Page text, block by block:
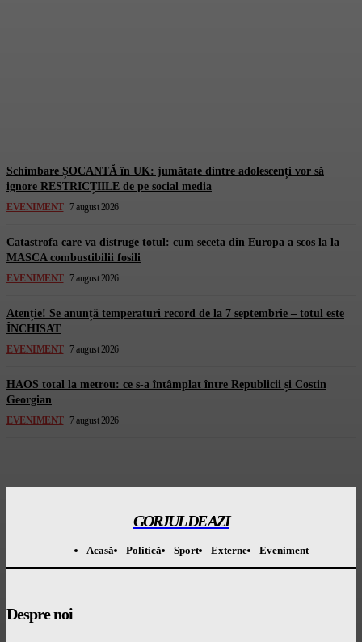
Schimbare ȘOCANTĂ în UK: jumătate dintre adolescenți vor să
ignore RESTRICȚIILE de pe social media
EVENIMENT 7 august 2026
Catastrofa care va distruge totul: cum seceta din Europa a scos la la
MASCA combustibilii fosili
EVENIMENT 7 august 2026
Atenție! Se anunță temperaturi record de la 7 septembrie – totul este
ÎNCHISAT
EVENIMENT 7 august 2026
HAOS total la metrou: ce s-a întâmplat între Republicii și Costin
Georgian
EVENIMENT 7 august 2026
GORJUL DE AZI
Acasă Politică Sport Externe Eveniment
Despre noi